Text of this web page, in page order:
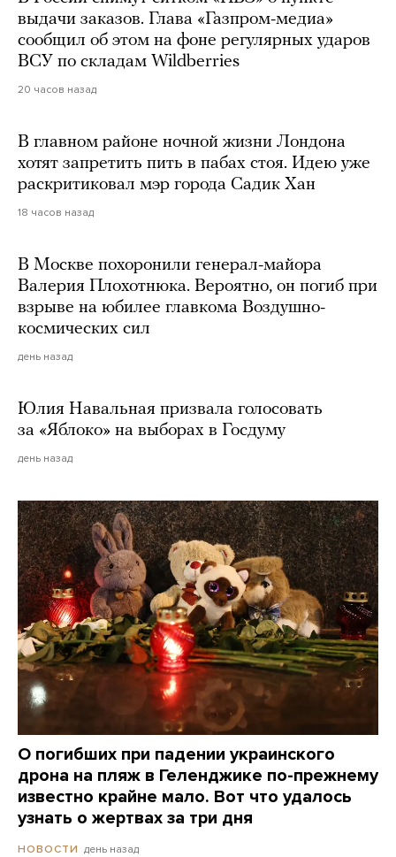
выдачи заказов. Глава «Газпром-медиа»
сообщил об этом на фоне регулярных ударов
ВСУ по складам Wildberries
20 часов назад
В главном районе ночной жизни Лондона
хотят запретить пить в пабах стоя. Идею уже
раскритиковал мэр города Садик Хан
18 часов назад
В Москве похоронили генерал-майора
Валерия Плохотнюка. Вероятно, он погиб при
взрыве на юбилее главкома Воздушно-
космических сил
день назад
Юлия Навальная призвала голосовать
за «Яблоко» на выборах в Госдуму
день назад
О погибших при падении украинского
дрона на пляж в Геленджике по-прежнему
известно крайне мало. Вот что удалось
узнать о жертвах за три дня
НОВОСТИ день назад